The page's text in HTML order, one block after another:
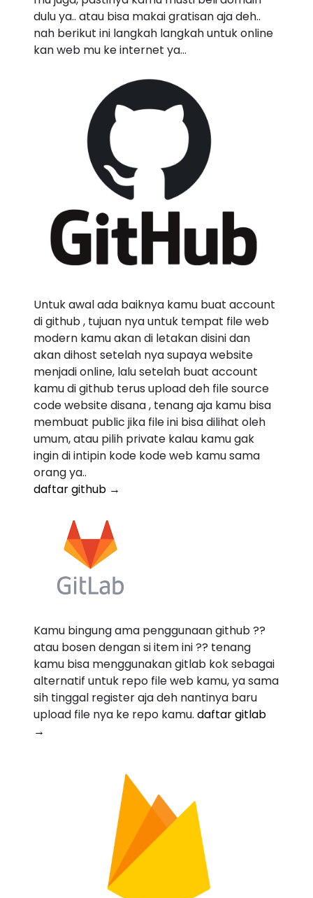
dulu ya.. atau bisa makai gratisan aja deh..
nah berikut ini langkah langkah untuk online
kan web mu ke internet ya...
Untuk awal ada baiknya kamu buat account
di github , tujuan nya untuk tempat file web
modern kamu akan di letakan disini dan
akan dihost setelah nya supaya website
menjadi online, lalu setelah buat account
kamu di github terus upload deh file source
code website disana , tenang aja kamu bisa
membuat public jika file ini bisa dilihat oleh
umum, atau pilih private kalau kamu gak
ingin di intipin kode kode web kamu sama
orang ya..
daftar github →
Kamu bingung ama penggunaan github ??
atau bosen dengan si item ini ?? tenang
kamu bisa menggunakan gitlab kok sebagai
alternatif untuk repo file web kamu, ya sama
sih tinggal register aja deh nantinya baru
upload file nya ke repo kamu. daftar gitlab
→